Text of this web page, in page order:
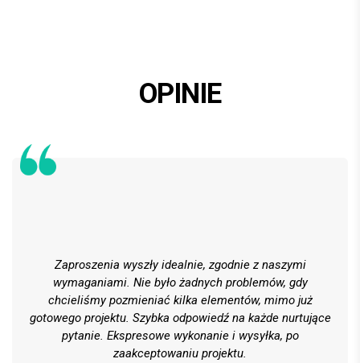
OPINIE
Zaproszenia wyszły idealnie, zgodnie z naszymi
wymaganiami. Nie było żadnych problemów, gdy
chcieliśmy pozmieniać kilka elementów, mimo już
gotowego projektu. Szybka odpowiedź na każde nurtujące
pytanie. Ekspresowe wykonanie i wysyłka, po
zaakceptowaniu projektu.